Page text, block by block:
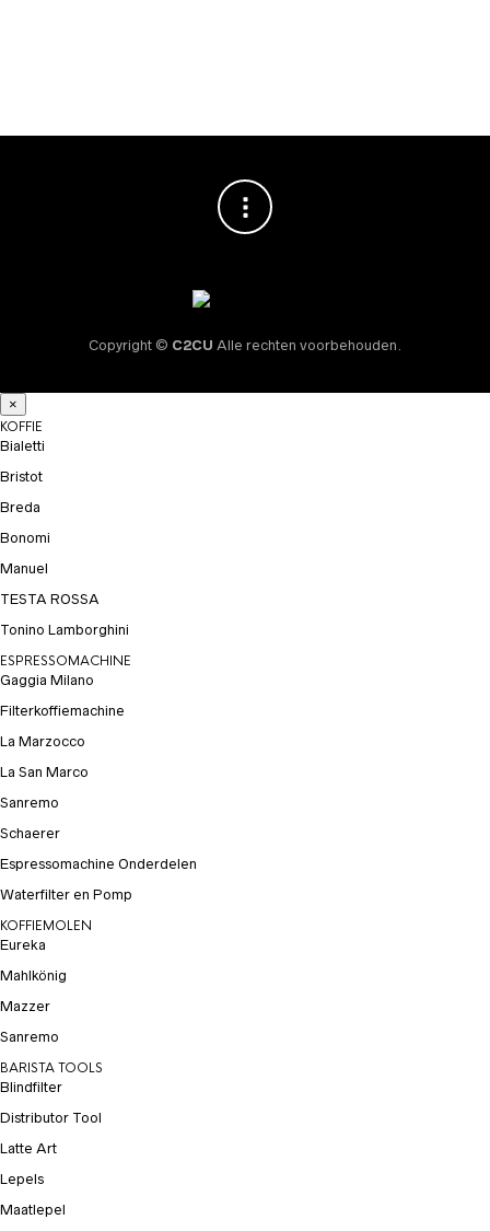
Copyright © C2CU Alle rechten voorbehouden.
×
KOFFIE
Bialetti
Bristot
Breda
Bonomi
Manuel
TESTA ROSSA
Tonino Lamborghini
ESPRESSOMACHINE
Gaggia Milano
Filterkoffiemachine
La Marzocco
La San Marco
Sanremo
Schaerer
Espressomachine Onderdelen
Waterfilter en Pomp
KOFFIEMOLEN
Eureka
Mahlkönig
Mazzer
Sanremo
BARISTA TOOLS
Blindfilter
Distributor Tool
Latte Art
Lepels
Maatlepel